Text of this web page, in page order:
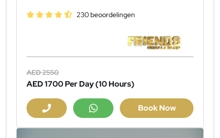
230 beoordelingen
AED 2550
AED 1700Per Day (10 Hours)
Book Now